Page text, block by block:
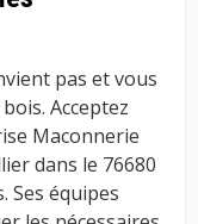
pas et vous
Acceptez
Maconnerie
dans le 76680
Ses équipes